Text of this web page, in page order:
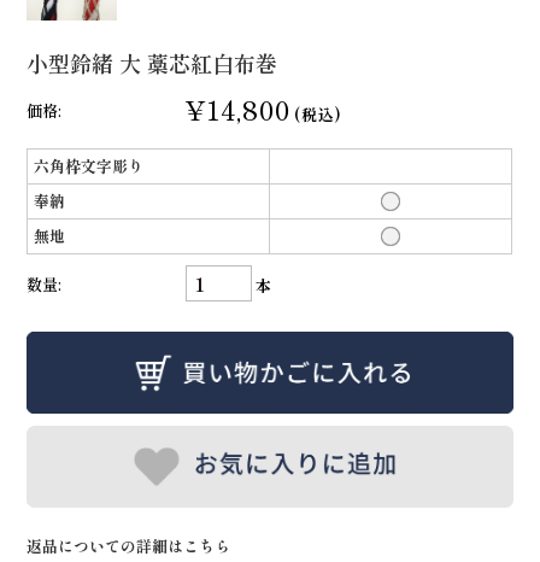
小型鈴緒 大 藁芯紅白布巻
価格: ¥14,800 (税込)
六角枠文字彫り
奉納
無地
数量: 本
返品についての詳細はこちら